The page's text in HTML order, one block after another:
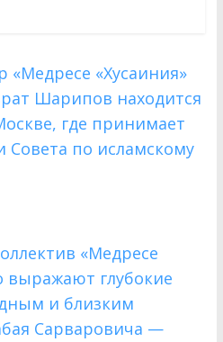
«Медресе «Хусаиния»
Шарипов находится
где принимает
Совета по исламскому
«Медресе
выражают глубокие
и близким
Сарваровича —